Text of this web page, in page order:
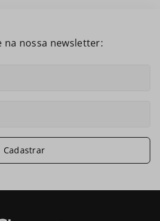
na nossa newsletter:
Cadastrar